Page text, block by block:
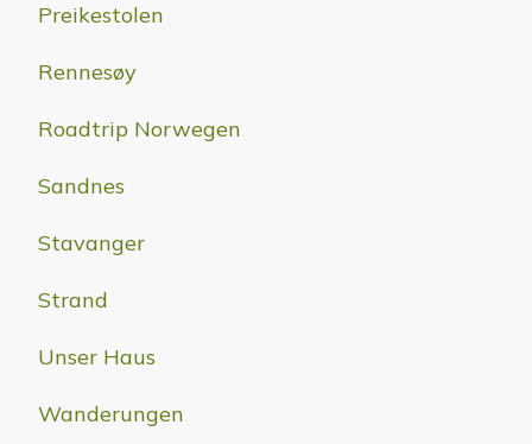
Preikestolen
Rennesøy
Roadtrip Norwegen
Sandnes
Stavanger
Strand
Unser Haus
Wanderungen